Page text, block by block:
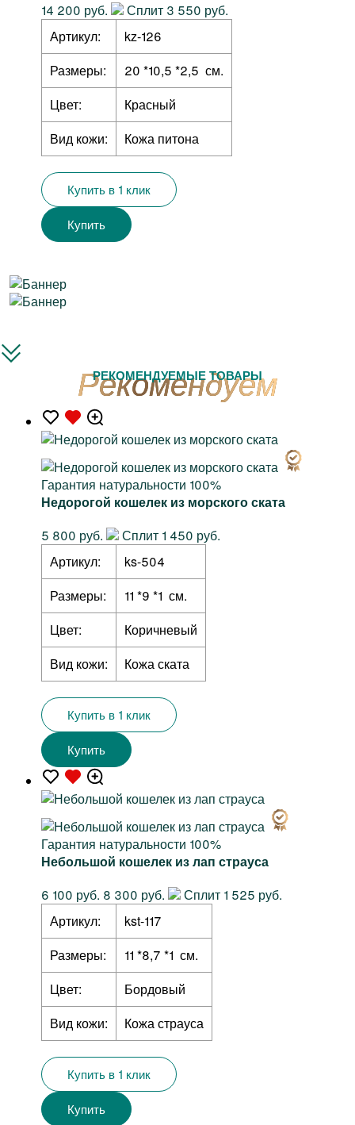
14 200 руб.
Сплит 3 550 руб.
Артикул:
kz-126
Размеры:
20 *10,5 *2,5 см.
Цвет:
Красный
Вид кожи:
Кожа питона
Купить в 1 клик
Купить
РЕКОМЕНДУЕМЫЕ ТОВАРЫ
Гарантия натуральности 100%
Недорогой кошелек из морского ската
5 800 руб.
Сплит 1 450 руб.
Артикул:
ks-504
Размеры:
11 *9 *1 см.
Цвет:
Коричневый
Вид кожи:
Кожа ската
Купить в 1 клик
Купить
Гарантия натуральности 100%
Небольшой кошелек из лап страуса
6 100 руб. 8 300 руб.
Сплит 1 525 руб.
Артикул:
kst-117
Размеры:
11 *8,7 *1 см.
Цвет:
Бордовый
Вид кожи:
Кожа страуса
Купить в 1 клик
Купить